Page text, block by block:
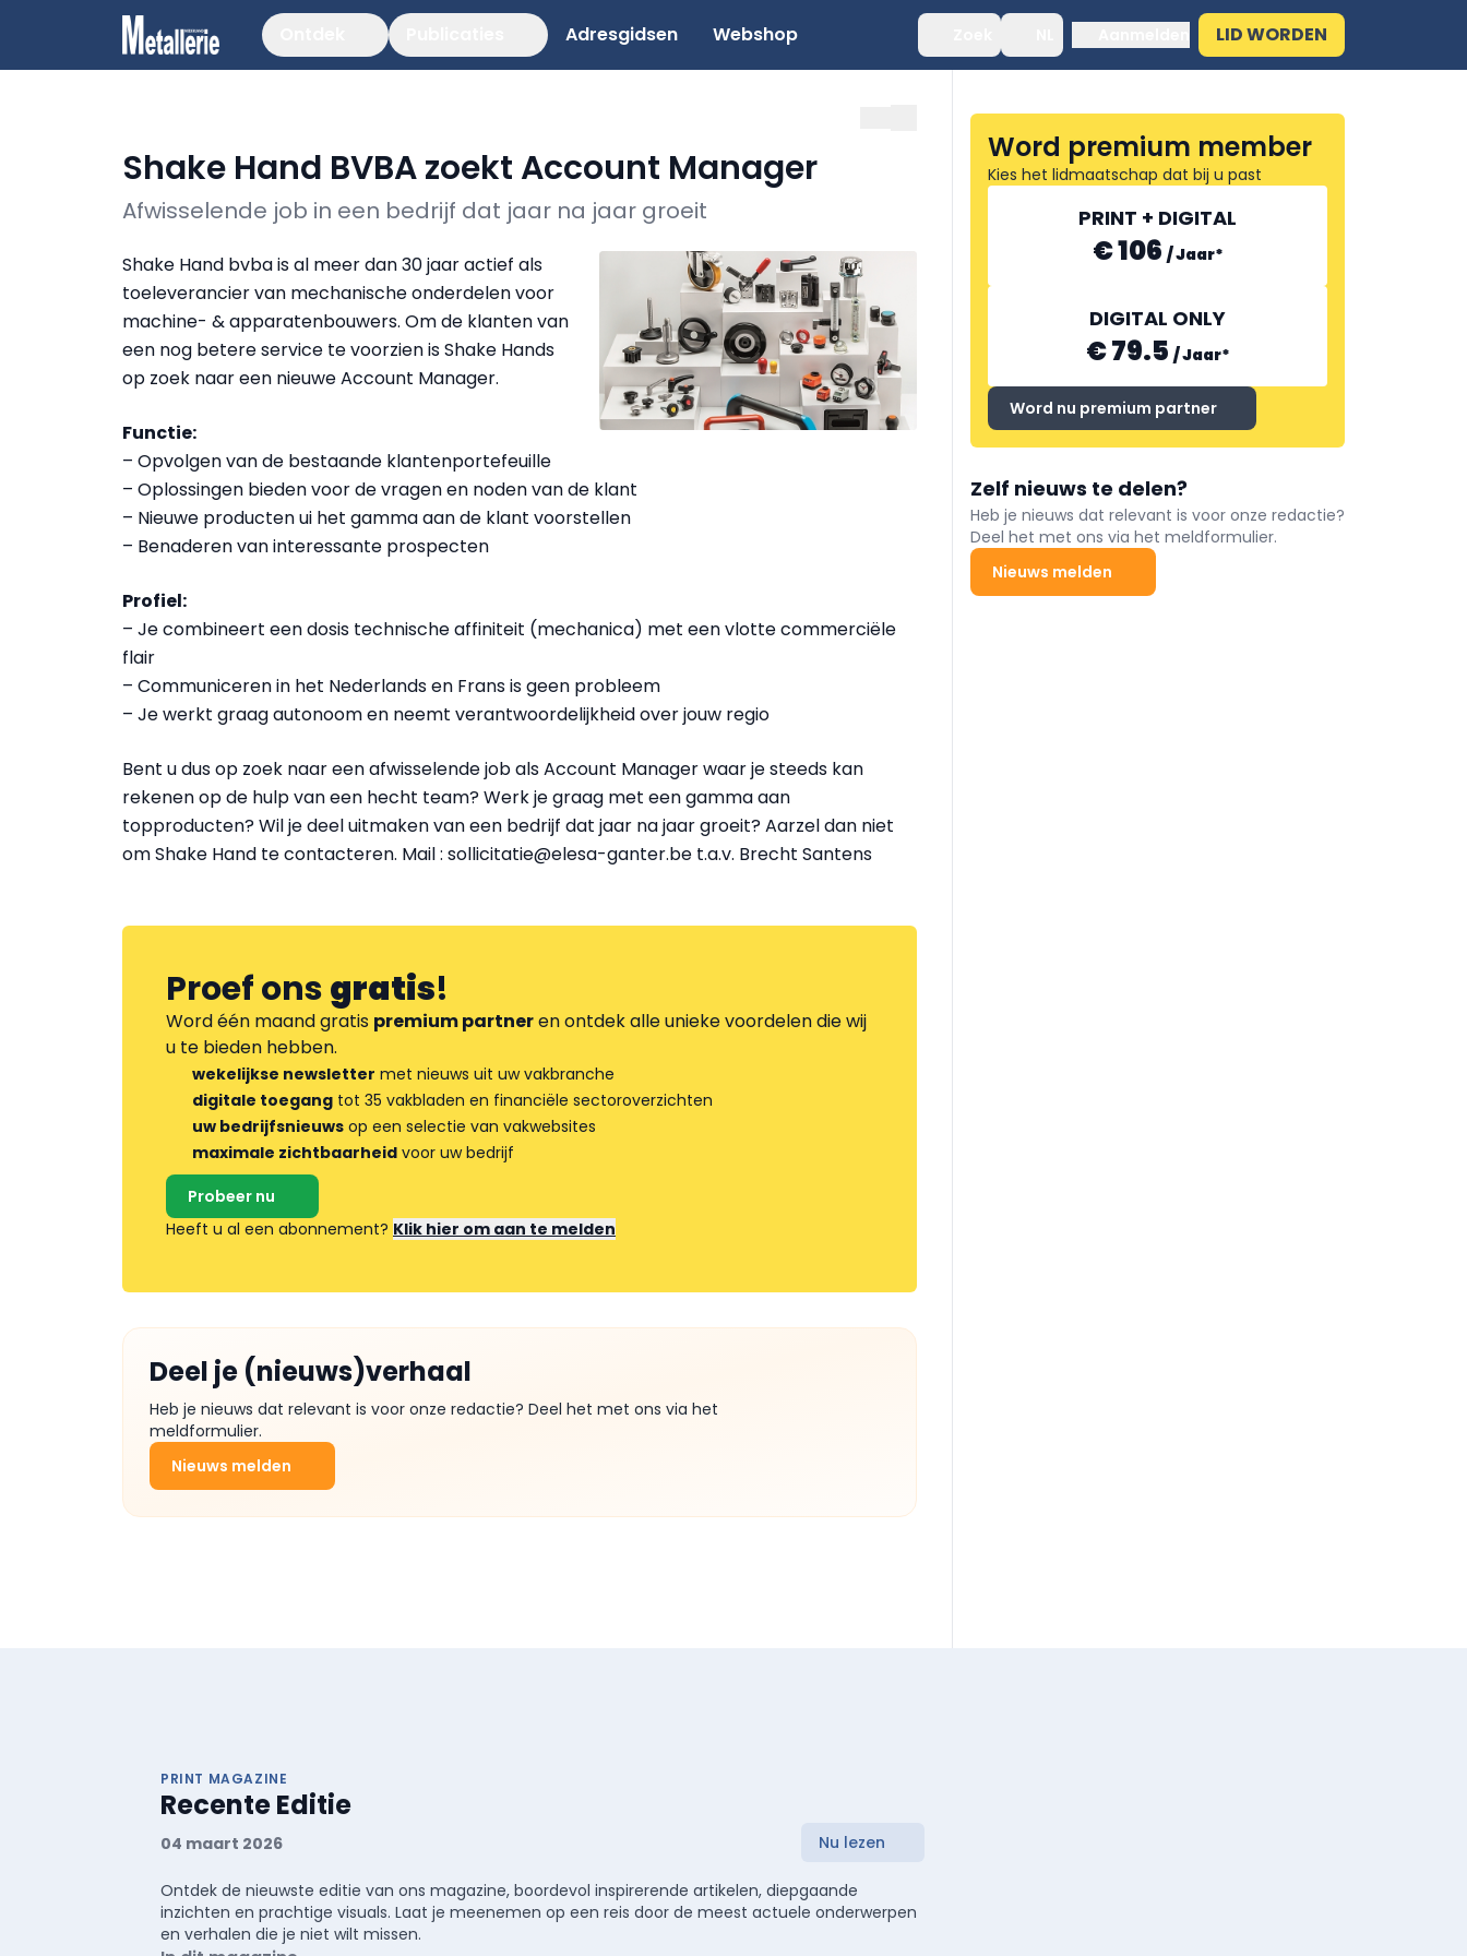
Adresgidsen Webshop LID WORDEN
Shake Hand BVBA zoekt Account Manager
Afwisselende job in een bedrijf dat jaar na jaar groeit
Shake Hand bvba is al meer dan 30 jaar actief als
toeleverancier van mechanische onderdelen voor
machine- & apparatenbouwers. Om de klanten van
een nog betere service te voorzien is Shake Hands
op zoek naar een nieuwe Account Manager.
Functie:
– Opvolgen van de bestaande klantenportefeuille
– Oplossingen bieden voor de vragen en noden van de klant
– Nieuwe producten ui het gamma aan de klant voorstellen
– Benaderen van interessante prospecten
Profiel:
– Je combineert een dosis technische affiniteit (mechanica) met een vlotte commerciële
flair
– Communiceren in het Nederlands en Frans is geen probleem
– Je werkt graag autonoom en neemt verantwoordelijkheid over jouw regio
Bent u dus op zoek naar een afwisselende job als Account Manager waar je steeds kan
rekenen op de hulp van een hecht team? Werk je graag met een gamma aan
topproducten? Wil je deel uitmaken van een bedrijf dat jaar na jaar groeit? Aarzel dan niet
om Shake Hand te contacteren. Mail : sollicitatie@elesa-ganter.be t.a.v. Brecht Santens
Proef onsgratis!
Word één maand gratis premium partneren ontdek alle unieke voordelen die wij
u te bieden hebben.
wekelijkse newsletter met nieuws uit uw vakbranche
digitale toegang tot 35 vakbladen en financiële sectoroverzichten
uw bedrijfsnieuws op een selectie van vakwebsites
maximale zichtbaarheid voor uw bedrijf
Probeer nu
Heeft u al een abonnement? Klik hier om aan te melden
Deel je (nieuws)verhaal
Heb je nieuws dat relevant is voor onze redactie? Deel het met ons via het
meldformulier.
Nieuws melden
Word premium member
Kies het lidmaatschap dat bij u past
PRINT + DIGITAL
€ 106 /Jaar*
DIGITAL ONLY
€ 79.5 /Jaar*
Word nu premium partner
Zelf nieuws te delen?
Heb je nieuws dat relevant is voor onze redactie?
Deel het met ons via het meldformulier.
Nieuws melden
PRINT MAGAZINE
Recente Editie
04 maart 2026 Nu lezen
Ontdek de nieuwste editie van ons magazine, boordevol inspirerende artikelen, diepgaande
inzichten en prachtige visuals. Laat je meenemen op een reis door de meest actuele onderwerpen
en verhalen die je niet wilt missen.